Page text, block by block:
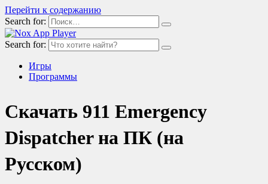
Перейти к содержанию
Search for:
Search for:
Игры
Программы
Скачать 911 Emergency
Dispatcher на ПК (на
Русском)